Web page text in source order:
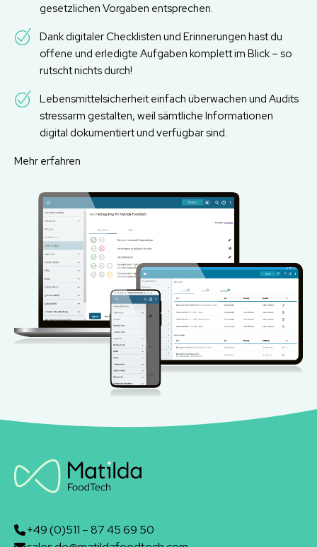
gesetzlichen Vorgaben entsprechen.
Dank digitaler Checklisten und Erinnerungen hast du
offene und erledigte Aufgaben komplett im Blick – so
rutscht nichts durch!
Lebensmittelsicherheit einfach überwachen und Audits
stressarm gestalten, weil sämtliche Informationen
digital dokumentiert und verfügbar sind.
Mehr erfahren
+49 (0)511 – 87 45 69 50